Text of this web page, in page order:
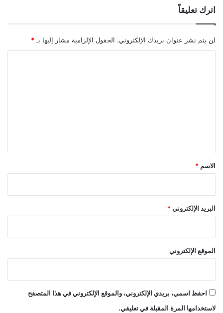
م
ا
ل
ش
اترك تعليقاً
لن يتم نشر عنوان بريدك الإلكتروني. الحقول الإلزامية مشار إليها بـ *
*
الاسم *
البريد الإلكتروني*
الموقع الإلكتروني
احفظ اسمي، بريدي الإلكتروني، والموقع الإلكتروني في هذا المتصفح
لاستخدامها المرة المقبلة في تعليقي.